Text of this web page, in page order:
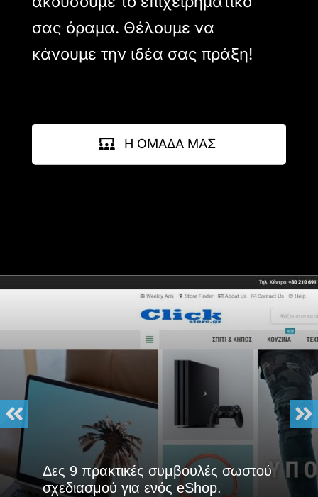
σας όραμα. Θέλουμε να
κάνουμε την ιδέα σας πράξη!
Η ΟΜΑΔΑ ΜΑΣ
Δες 9 πρακτικές συμβουλές σωστού
σχεδιασμού για ενός eShop.